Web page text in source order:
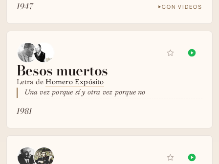
1947 CON VIDEOS
Besos muertos
Letra deHomero Expósito
Una vez porque sí y otra vez porque no
1981